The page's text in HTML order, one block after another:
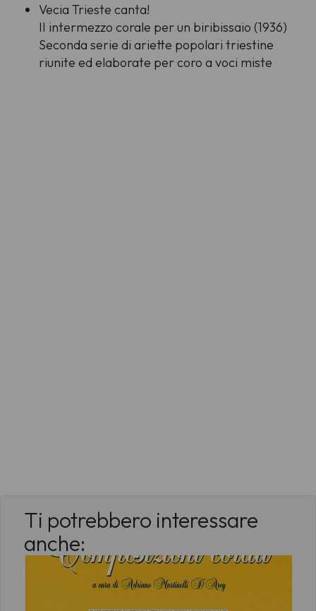
Vecia Trieste canta!
II intermezzo corale per un biribissaio (1936)
Seconda serie di ariette popolari triestine
riunite ed elaborate per coro a voci miste
Ti potrebbero interessare
anche: